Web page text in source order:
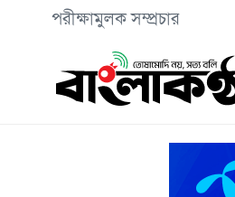
পরীক্ষামুলক সম্প্রচার